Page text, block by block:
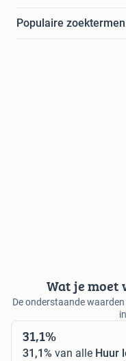
Populaire zoektermen
Wat je moet
De onderstaande
31,1%
31,1% van alle Huur